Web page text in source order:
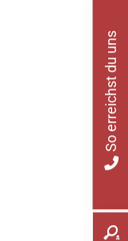
So erreichst du uns